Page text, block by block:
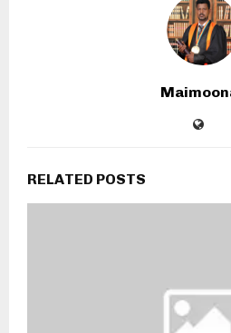
RELATED POSTS